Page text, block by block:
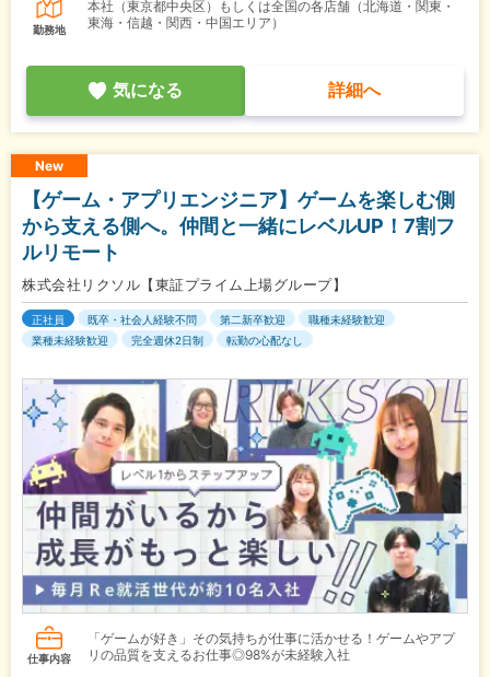
勤務地
本社（東京都中央区）もしくは全国の各店舗（北海道・関東・
東海・信越・関西・中国エリア）
気になる 詳細へ
New
【ゲーム・アプリエンジニア】ゲームを楽しむ側
から支える側へ。仲間と一緒にレベルUP！7割フ
ルリモート
株式会社リクソル【東証プライム上場グループ】
正社員 既卒・社会人経験不問 第二新卒歓迎
職種未経験歓迎
業種未経験歓迎
完全週休2日制 転勤の心配なし
仕事内容
「ゲームが好き」その気持ちが仕事に活かせる！ゲームやアプ
リの品質を支えるお仕事◎98%が未経験入社